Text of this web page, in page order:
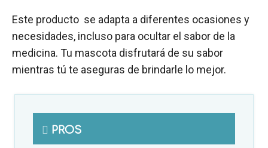
Este producto se adapta a diferentes ocasiones y
necesidades, incluso para ocultar el sabor de la
medicina. Tu mascota disfrutará de su sabor
mientras tú te aseguras de brindarle lo mejor.
PROS